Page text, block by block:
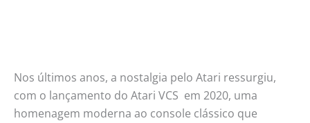
Nos últimos anos, a nostalgia pelo Atari ressurgiu,
com o lançamento do Atari VCS em 2020, uma
homenagem moderna ao console clássico que